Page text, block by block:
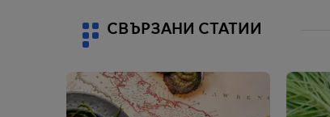
СВЪРЗАНИ СТАТИИ